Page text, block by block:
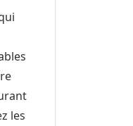
les